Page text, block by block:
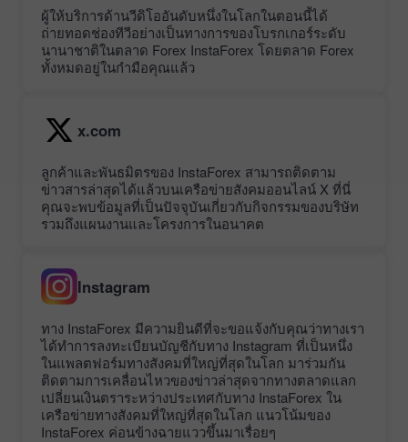
ผู้ให้บริการด้านวีดิโออันดับหนึ่งในโลกในตอนนี้ได้
ถ่ายทอดช่องทีวีอย่างเป็นทางการของโบรกเกอร์ระดับ
นานาชาติในตลาด Forex InstaForex โดยตลาด Forex
ทั้งหมดอยู่ในกำมือคุณแล้ว
x.com
ลูกค้าและพันธมิตรของ InstaForex สามารถติดตาม
ข่าวสารล่าสุดได้แล้วบนเครือข่ายสังคมออนไลน์ X ที่นี่
คุณจะพบข้อมูลที่เป็นปัจจุบันเกี่ยวกับกิจกรรมของบริษัท
รวมถึงแผนงานและโครงการในอนาคต
Instagram
ทาง InstaForex มีความยินดีที่จะขอแจ้งกับคุณว่าทางเรา
ได้ทำการลงทะเบียนบัญชีกับทาง Instagram ที่เป็นหนึ่ง
ในแพลตฟอร์มทางสังคมที่ใหญ่ที่สุดในโลก มาร่วมกัน
ติดตามการเคลื่อนไหวของข่าวล่าสุดจากทางตลาดแลก
เปลี่ยนเงินตราระหว่างประเทศกับทาง InstaForex ใน
เครือข่ายทางสังคมที่ใหญ่ที่สุดในโลก แนวโน้มของ
InstaForex ค่อนข้างฉายแววขึ้นมาเรื่อยๆ